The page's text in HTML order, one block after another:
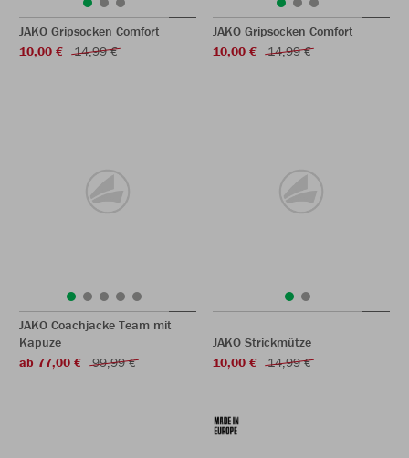
JAKO Gripsocken Comfort
10,00 €
14,99 €
JAKO Gripsocken Comfort
10,00 €
14,99 €
JAKO Coachjacke Team mit
Kapuze
ab 77,00 €
99,99 €
JAKO Strickmütze
10,00 €
14,99 €